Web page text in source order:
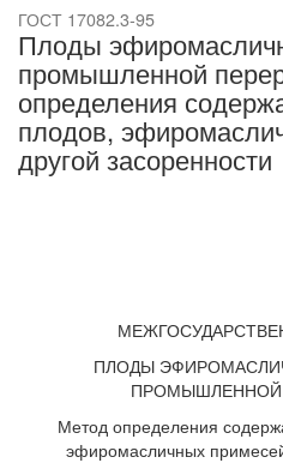
ГОСТ 17082.3-95
Плоды
промышленной
определения
плодов,
другой засоренности
ПЛОДЫ
ПРОМЫШЛЕННОЙ
Метод определения
эфиромасличных